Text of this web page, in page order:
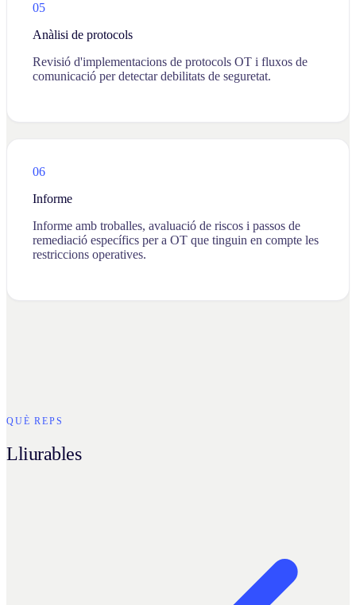
05
Anàlisi de protocols
Revisió d'implementacions de protocols OT i fluxos de
comunicació per detectar debilitats de seguretat.
06
Informe
Informe amb troballes, avaluació de riscos i passos de
remediació específics per a OT que tinguin en compte les
restriccions operatives.
QUÈ REPS
Lliurables